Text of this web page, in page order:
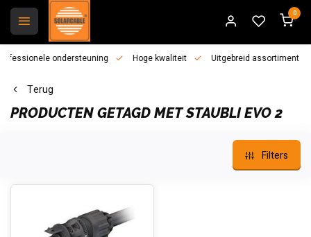
0
ondersteuning Hoge kwaliteit Uitgebreid assortiment
Terug
PRODUCTEN GETAGD MET STAUBLI EVO 2
Filters